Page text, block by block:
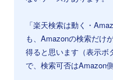
「楽天検索は動く・
も、Amazonの検索だけ
得ると思います（表示ボ
で、検索可否はAmazon